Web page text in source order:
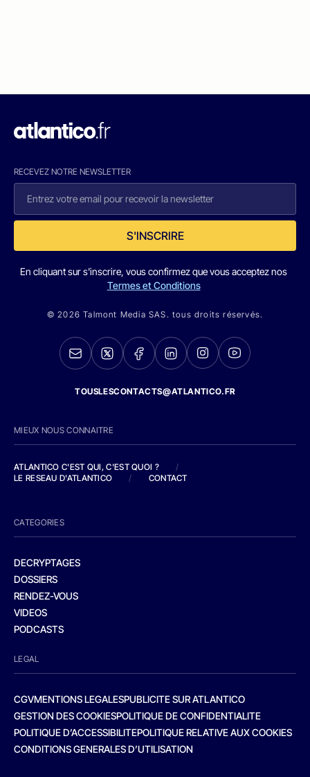
RECEVEZ NOTRE NEWSLETTER
S'INSCRIRE
En cliquant sur s'inscrire, vous confirmez que vous acceptez nos
Termes et Conditions
© 2026 Talmont Media SAS. tous droits réservés.
TOUSLESCONTACTS@ATLANTICO.FR
MIEUX NOUS CONNAITRE
ATLANTICO C'EST QUI, C'EST QUOI ?
/
LE RESEAU D'ATLANTICO
/ CONTACT
CATEGORIES
DECRYPTAGES
DOSSIERS
RENDEZ-VOUS
VIDEOS
PODCASTS
LEGAL
CGVMENTIONS LEGALESPUBLICITE SUR ATLANTICO
GESTION DES COOKIESPOLITIQUE DE CONFIDENTIALITE
POLITIQUE D’ACCESSIBILITEPOLITIQUE RELATIVE AUX COOKIES
CONDITIONS GENERALES D’UTILISATION